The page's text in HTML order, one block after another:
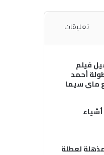
تعليقات
فيلم
أحمد
ماي سيما
كيف تفرش غرفة نومك في دبي: 5 أشياء
5 وجهات مذهلة لعطلة